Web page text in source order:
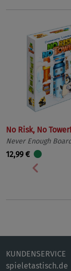
No Risk, No Tower!
Never Enough
12,99 €
KUNDENSERVICE
spieletastisch.de